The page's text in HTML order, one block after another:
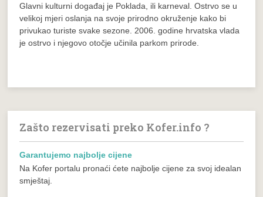
Glavni kulturni događaj je Poklada, ili karneval. Ostrvo se u
velikoj mjeri oslanja na svoje prirodno okruženje kako bi
privukao turiste svake sezone. 2006. godine hrvatska vlada
je ostrvo i njegovo otočje učinila parkom prirode.
Zašto rezervisati preko Kofer.info ?
Garantujemo najbolje cijene
Na Kofer portalu pronaći ćete najbolje cijene za svoj idealan
smještaj.